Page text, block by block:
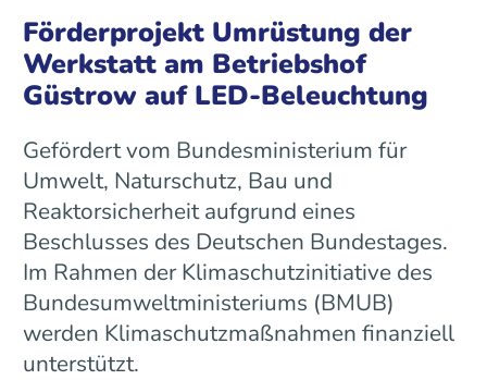
Förderprojekt Umrüstung der
Werkstatt am Betriebshof
Güstrow auf LED-Beleuchtung
Gefördert vom Bundesministerium für
Umwelt, Naturschutz, Bau und
Reaktorsicherheit aufgrund eines
Beschlusses des Deutschen Bundestages.
Im Rahmen der Klimaschutzinitiative des
Bundesumweltministeriums (BMUB)
werden Klimaschutzmaßnahmen finanziell
unterstützt.